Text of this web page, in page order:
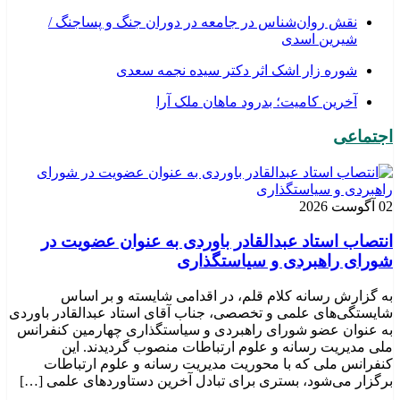
نقش روان‌شناس در جامعه در دوران جنگ و پساجنگ /
شیرین اسدی
شوره زار اشک اثر دکتر سیده نجمه سعدی
​آخرین کامیت؛ بدرود ماهان ملک آرا
اجتماعی
02 آگوست 2026
انتصاب استاد عبدالقادر باوردی به عنوان عضویت در
شورای راهبردی و سیاستگذاری
به گزارش رسانه کلام قلم، در اقدامی شایسته و بر اساس
شایستگی‌های علمی و تخصصی، جناب آقای استاد عبدالقادر باوردی
به عنوان عضو شورای راهبردی و سیاستگذاری چهارمین کنفرانس
ملی مدیریت رسانه و علوم ارتباطات منصوب گردیدند. این
کنفرانس ملی که با محوریت مدیریت رسانه و علوم ارتباطات
برگزار می‌شود، بستری برای تبادل آخرین دستاوردهای علمی […]